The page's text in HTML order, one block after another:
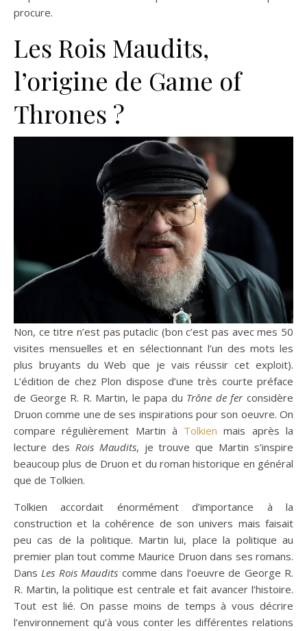
procure.
Les Rois Maudits,
l’origine de Game of
Thrones ?
Non, ce titre n’est pas putaclic (bon c’est pas avec mes 50
visites mensuelles et en sélectionnant l’un des mots les
plus bruyants du Web que je vais réussir cet exploit).
L’édition de chez Plon dispose d’une très courte préface
de George R. R. Martin, le papa du Trône de ferconsidère
Druon comme une de ses inspirations pour son oeuvre. On
compare régulièrement Martin à Tolkien mais après la
lecture des Rois Maudits, je trouve que Martin s’inspire
beaucoup plus de Druon et du roman historique en général
que de Tolkien.
Tolkien accordait énormément d’importance à la
construction et la cohérence de son univers mais faisait
peu cas de la politique. Martin lui, place la politique au
premier plan tout comme Maurice Druon dans ses romans.
DansLes Rois Maudits comme dans l’oeuvre de George R.
R. Martin, la politique est centrale et fait avancer l’histoire.
Tout est lié. On passe moins de temps à vous décrire
l’environnement qu’à vous conter les différentes relations